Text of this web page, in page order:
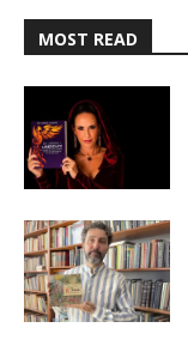
MOST READ